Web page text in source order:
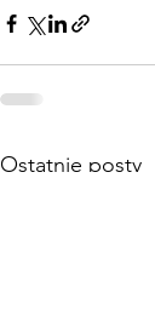
Ostatnie posty